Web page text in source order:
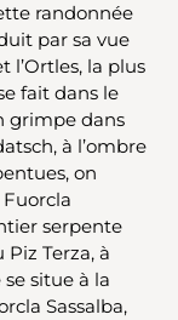
randonnée
par sa vue
l’Ortles, la plus
fait dans le
grimpe dans
à l’ombre
on
serpente
Terza, à
situe à la
Sassalba,